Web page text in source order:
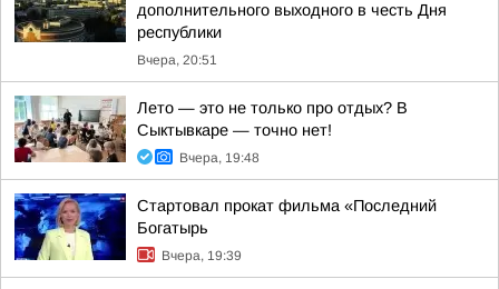
дополнительного выходного в честь Дня
республики
Вчера, 20:51
Лето — это не только про отдых? В
Сыктывкаре — точно нет!
Вчера, 19:48
Стартовал прокат фильма «Последний
Богатырь
Вчера, 19:39